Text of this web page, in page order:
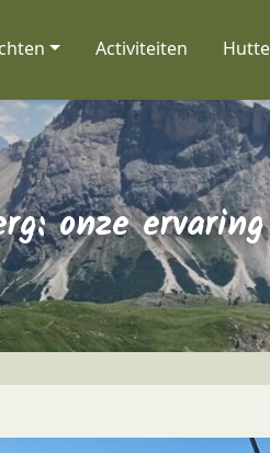
Activiteiten
onze